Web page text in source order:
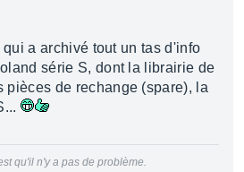
qui a archivé tout un tas d'info
série S, dont la librairie de
pièces de rechange (spare), la
qu'il n'y a pas de problème.